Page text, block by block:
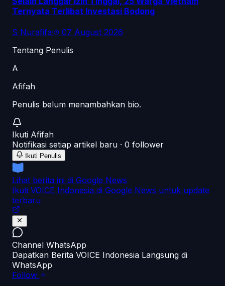
Ternyata Terlibat Investasi Bodong
S Nurafifa·
07 August 2026
Tentang Penulis
A
Afifah
Penulis belum menambahkan bio.
Ikuti Afifah
Notifikasi setiap artikel baru · 0 follower
Ikuti Penulis
Lihat berita ini di Google News
Ikuti VOICE Indonesia di Google News untuk update
terbaru
Channel WhatsApp
Dapatkan Berita VOICE Indonesia Langsung di
WhatsApp
Follow